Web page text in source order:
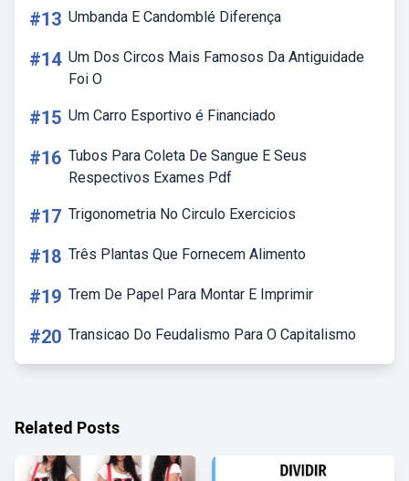
#13 Umbanda E Candomblé Diferença
#14 Um Dos Circos Mais Famosos Da Antiguidade
Foi O
#15 Um Carro Esportivo é Financiado
#16 Tubos Para Coleta De Sangue E Seus
Respectivos Exames Pdf
#17 Trigonometria No Circulo Exercicios
#18 Três Plantas Que Fornecem Alimento
#19 Trem De Papel Para Montar E Imprimir
#20 Transicao Do Feudalismo Para O Capitalismo
Related Posts